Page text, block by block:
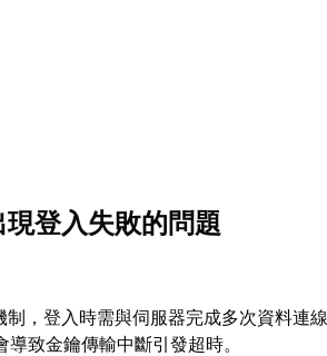
登入失敗的問題
，登入時需與伺服器完成多次資料連
致金鑰傳輸中斷引發超時。